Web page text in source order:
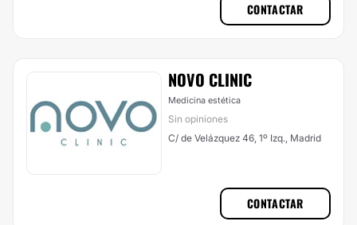
CONTACTAR
NOVO CLINIC
Medicina estética
Sin opiniones
C/ de Velázquez 46, 1º Izq., Madrid
CONTACTAR